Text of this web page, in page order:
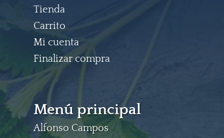
Tienda
Carrito
Mi cuenta
Finalizar compra
Menú principal
Alfonso Campos